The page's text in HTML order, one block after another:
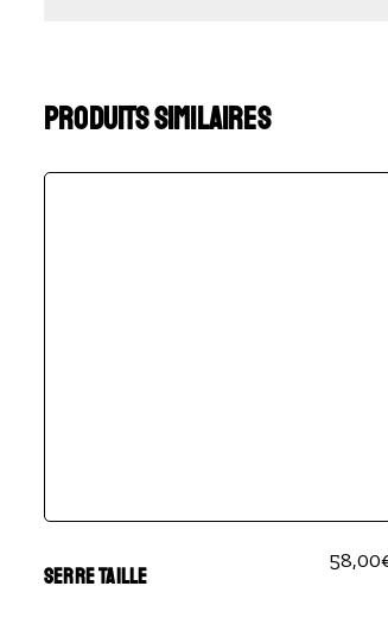
PRODUITS SIMILAIRES
SERRE TAILLE
58,00